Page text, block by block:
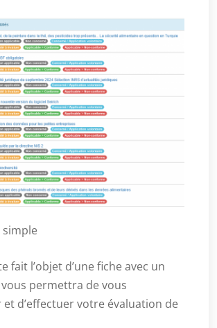
fait l’objet d’une fiche avec un
permettra de vous
et d’effectuer votre évaluation de